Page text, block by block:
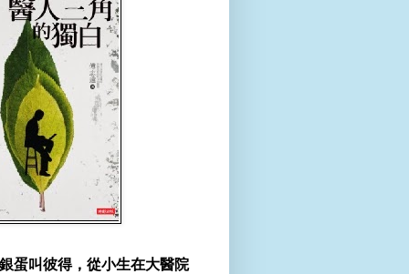
蛋叫彼得，從小生在大醫院